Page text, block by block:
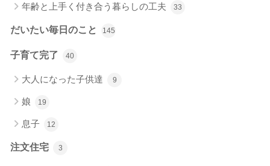
年齢と上手く付き合う暮らしの工夫 33
だいたい毎日のこと 145
子育て完了 40
大人になった子供達 9
娘 19
息子 12
注文住宅 3